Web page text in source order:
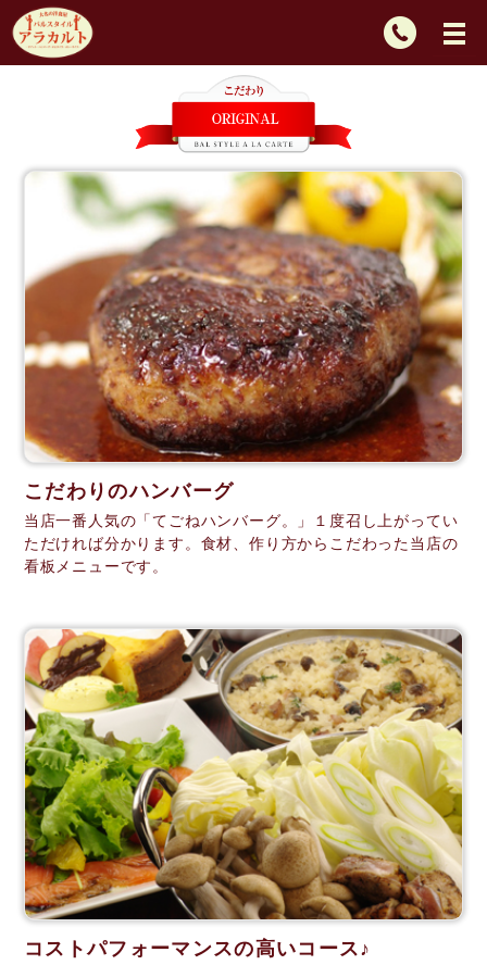
TEL：
こだわりのハンバーグ
当店一番人気の「てごねハンバーグ。」１度召し上がってい
ただければ分かります。食材、作り方からこだわった当店の
看板メニューです。
コストパフォーマンスの高いコース♪